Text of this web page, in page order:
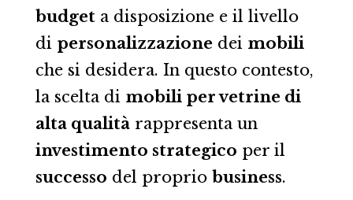
budgeta disposizione e il livello
di personalizzazionedei mobili
che si desidera. In questo contesto,
la scelta di mobili per vetrine di
alta qualitàrappresenta un
investimento strategico per il
successo del proprio business.